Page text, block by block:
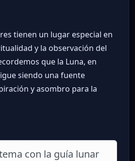
tienen un lugar especial en
y la observación del
que la Luna, en
siendo una fuente
y asombro para la
con la guía lunar